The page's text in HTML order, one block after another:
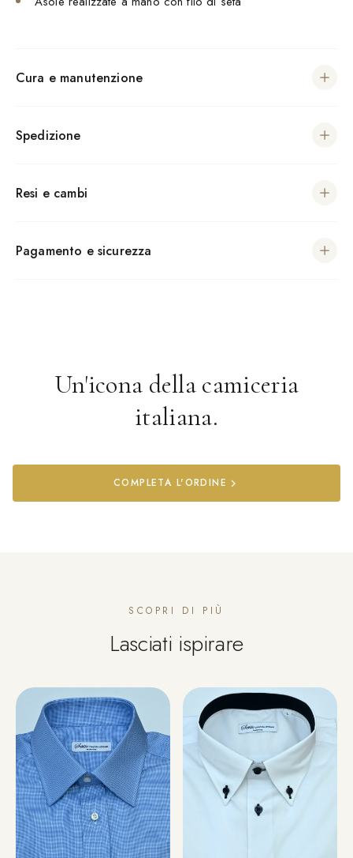
Cura e manutenzione
Spedizione
Resi e cambi
Pagamento e sicurezza
Un'icona della camiceria
italiana.
COMPLETA L'ORDINE
SCOPRI DI PIÙ
Lasciati ispirare